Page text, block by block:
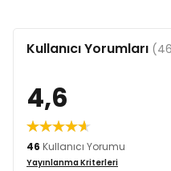
Kullanıcı Yorumları
4,6
46 Kullanıcı Yorumu
Yayınlanma Kriterleri